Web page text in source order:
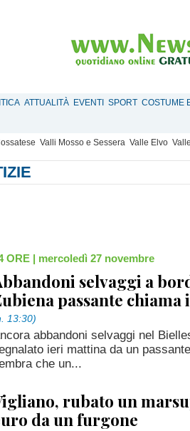
ATTUALITÀ EVENTI SPORT COSTUME
Valli Mosso e Sessera Valle Elvo
ORE | mercoledì 27 novembre
selvaggi a
passante chiama
13:30)
abbandoni selvaggi nel
ieri mattina da un
che un...
rubato un
da un furgone